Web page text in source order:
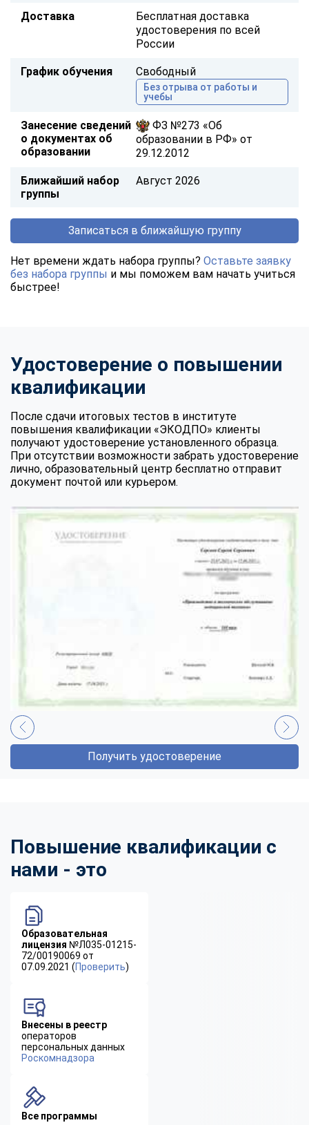
Доставка
Бесплатная доставка
удостоверения по всей
России
График обучения Свободный
Без отрыва от работы и
учебы
Занесение сведений
о документах об
образовании
ФЗ №273 «Об
образовании в РФ» от
29.12.2012
Ближайший набор
группы
Август 2026
Записаться в ближайшую группу
Нет времени ждать набора группы? Оставьте заявку
без набора группы и мы поможем вам начать учиться
быстрее!
Удостоверение о повышении
квалификации
После сдачи итоговых тестов в институте
повышения квалификации «ЭКОДПО» клиенты
получают удостоверение установленного образца.
При отсутствии возможности забрать удостоверение
лично, образовательный центр бесплатно отправит
документ почтой или курьером.
Получить удостоверение
Повышение квалификации с
нами - это
Образовательная
лицензия №Л035-01215-
72/00190069 от
07.09.2021 (Проверить)
Внесены в реестр
операторов
персональных данных
Роскомнадзора
Все программы